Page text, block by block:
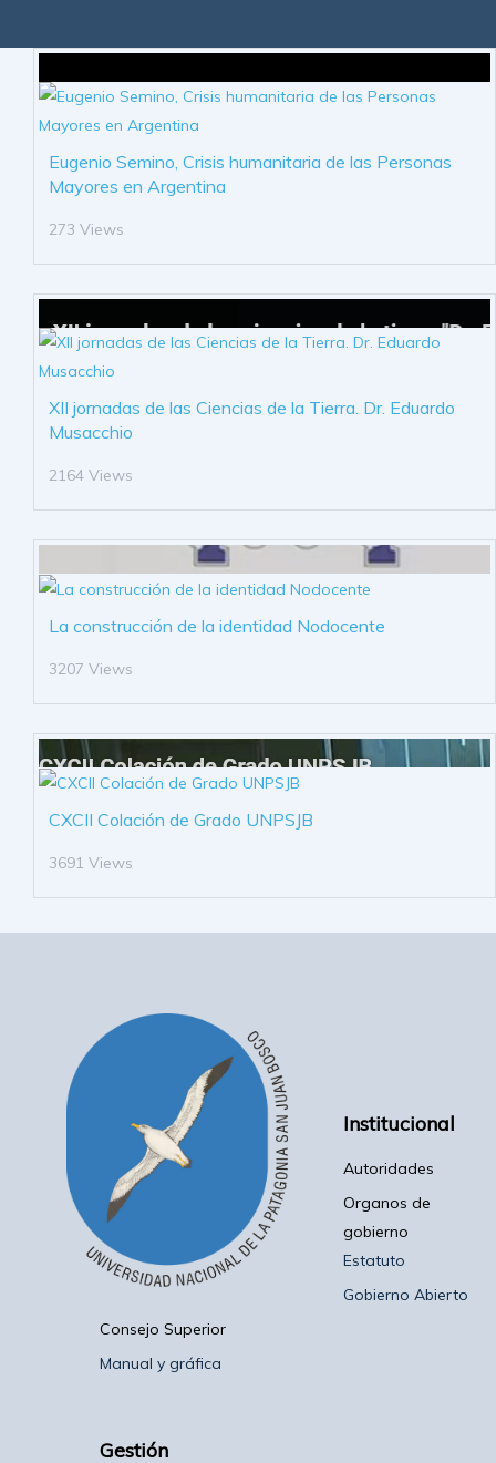
Eugenio Semino, Crisis humanitaria de las Personas
Mayores en Argentina
273 Views
XII jornadas de las Ciencias de la Tierra. Dr. Eduardo
Musacchio
2164 Views
La construcción de la identidad Nodocente
3207 Views
CXCII Colación de Grado UNPSJB
3691 Views
Institucional
Autoridades
Organos de
gobierno
Estatuto
Gobierno Abierto
Consejo Superior
Manual y gráfica
Gestión